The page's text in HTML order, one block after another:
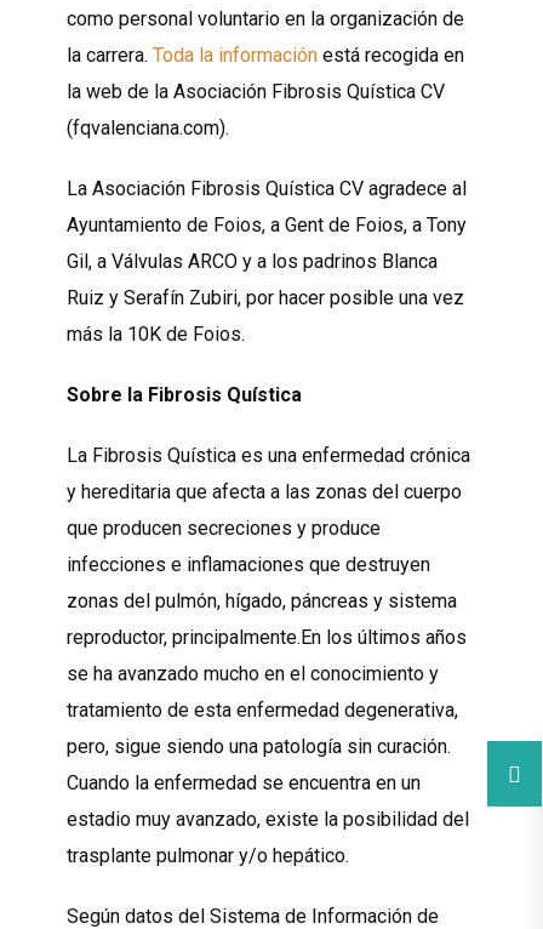
como personal voluntario en la organización de
la carrera. Toda la información está recogida en
la web de la Asociación Fibrosis Quística CV
(fqvalenciana.com).
La Asociación Fibrosis Quística CV agradece al
Ayuntamiento de Foios, a Gent de Foios, a Tony
Gil, a Válvulas ARCO y a los padrinos Blanca
Ruiz y Serafín Zubiri, por hacer posible una vez
más la 10K de Foios.
Sobre la Fibrosis Quística
La Fibrosis Quística es una enfermedad crónica
y hereditaria que afecta a las zonas del cuerpo
que producen secreciones y produce
infecciones e inflamaciones que destruyen
zonas del pulmón, hígado, páncreas y sistema
reproductor, principalmente.En los últimos años
se ha avanzado mucho en el conocimiento y
tratamiento de esta enfermedad degenerativa,
pero, sigue siendo una patología sin curación.
Cuando la enfermedad se encuentra en un
estadio muy avanzado, existe la posibilidad del
trasplante pulmonar y/o hepático.
Según datos del Sistema de Información de